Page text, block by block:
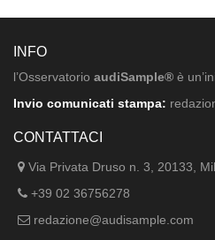
INFO
l’Osservatorio audiSample® è
Invio comunicati stampa:
CONTATTACI
Via Privata Druso n. 3, 20133,
+39 02 36756278
redazione@audisample.com